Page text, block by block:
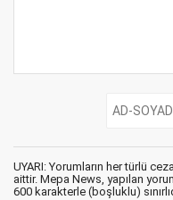
UYARI: Yorumların her türlü
aittir. Mepa News, yapılan
600 karakterle (boşluklu)